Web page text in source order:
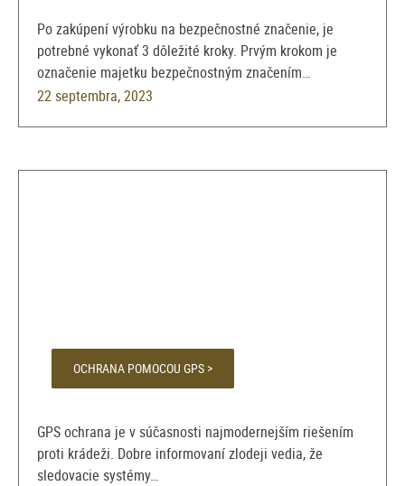
Po zakúpení výrobku na bezpečnostné značenie, je
potrebné vykonať 3 dôležité kroky. Prvým krokom je
označenie majetku bezpečnostným značením…
22 septembra, 2023
OCHRANA POMOCOU GPS >
GPS ochrana je v súčasnosti najmodernejším riešením
proti krádeži. Dobre informovaní zlodeji vedia, že
sledovacie systémy…